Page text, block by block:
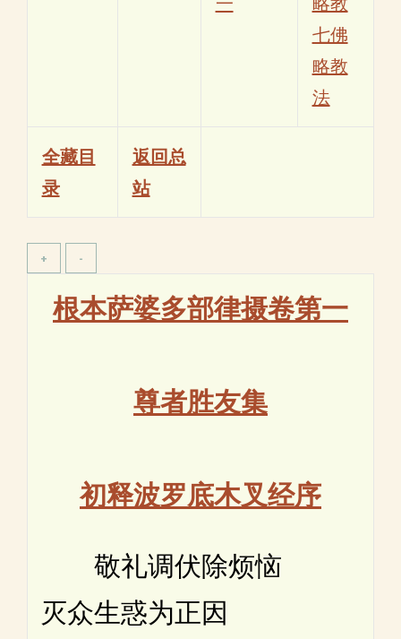
七佛
略教
法
全藏目
录
返回总
站
根本萨婆多部律摄卷第一
尊者胜友集
初释波罗底木叉经序
敬礼调伏除烦恼
灭众生惑为正因